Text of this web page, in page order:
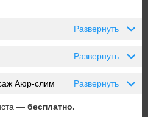
›
Развернуть
›
Развернуть
›
Развернуть
Аюр-слим
— бесплатно.